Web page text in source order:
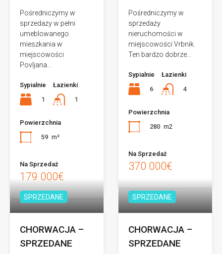
Pośredniczymy w
sprzedaży w pełni
umeblowanego
mieszkania w
miejscowości
Povljana…
Sypialnie
1
Łazienki
1
Powierzchnia
59 m²
Na Sprzedaż
179 000€
Pośredniczymy w
sprzedaży
nieruchomości w
miejscowości Vrbnik.
Ten bardzo dobrze…
Sypialnie
6
Łazienki
4
Powierzchnia
280 m2
Na Sprzedaż
370 000€
SPRZEDANE
CHORWACJA –
SPRZEDANE
SPRZEDANE
CHORWACJA –
SPRZEDANE